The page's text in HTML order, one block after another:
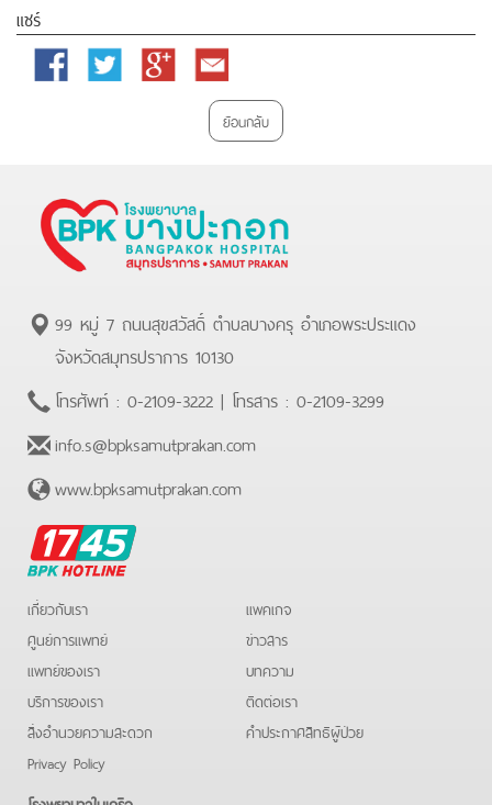
แชร์
Facebook Twitter
Google
Email
ย้อนกลับ
99 หมู่ 7 ถนนสุขสวัสดิ์ ตำบลบางครุ อำเภอพระประแดง
จังหวัดสมุทรปราการ 10130
โทรศัพท์ : 0-2109-3222 | โทรสาร : 0-2109-3299
info.s@bpksamutprakan.com
www.bpksamutprakan.com
BPK
Hotline
เกี่ยวกับเรา
ศูนย์การแพทย์
แพทย์ของเรา
บริการของเรา
สิ่งอำนวยความสะดวก
Privacy Policy
แพคเกจ
ข่าวสาร
บทความ
ติดต่อเรา
คําประกาศสิทธิผู้ป่วย